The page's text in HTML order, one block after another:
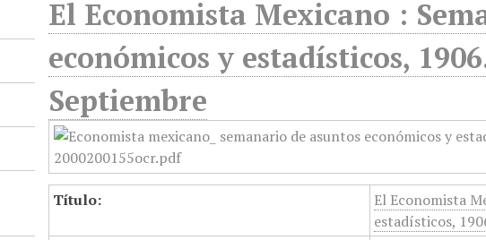
El Economista Mexicano :
económicos y estadísticos,
Septiembre
Título:
El Economista
estadísticos,